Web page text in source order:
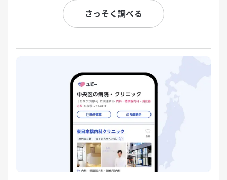
さっそく調べる